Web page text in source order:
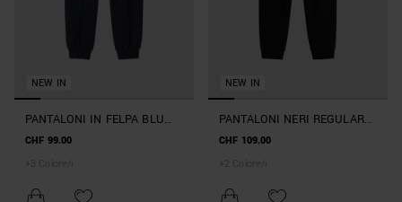
NEW IN
PANTALONI IN FELPA BLU
MARINE CARROT FIT IN
METALLICA
CHF 99.00
+ 3 Colore/i
NEW IN
PANTALONI NERI REGULAR
FIT CON NASTRO LATERALE
CHF 109.00
+ 2 Colore/i